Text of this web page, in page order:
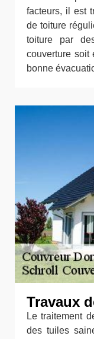
facteurs, il est
de toiture
toiture par
couverture soit
bonne
Travaux
Le traitement
des tuiles